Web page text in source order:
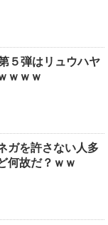
５弾はリュウハヤ
ｗｗｗ
ガを許さない人多
何故だ？ｗｗ